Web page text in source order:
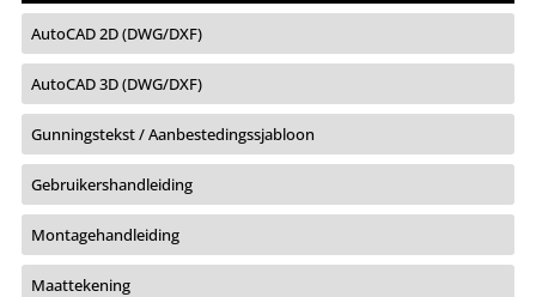
AutoCAD 2D (DWG/DXF)
AutoCAD 3D (DWG/DXF)
Gunningstekst / Aanbestedingssjabloon
Gebruikershandleiding
Montagehandleiding
Maattekening